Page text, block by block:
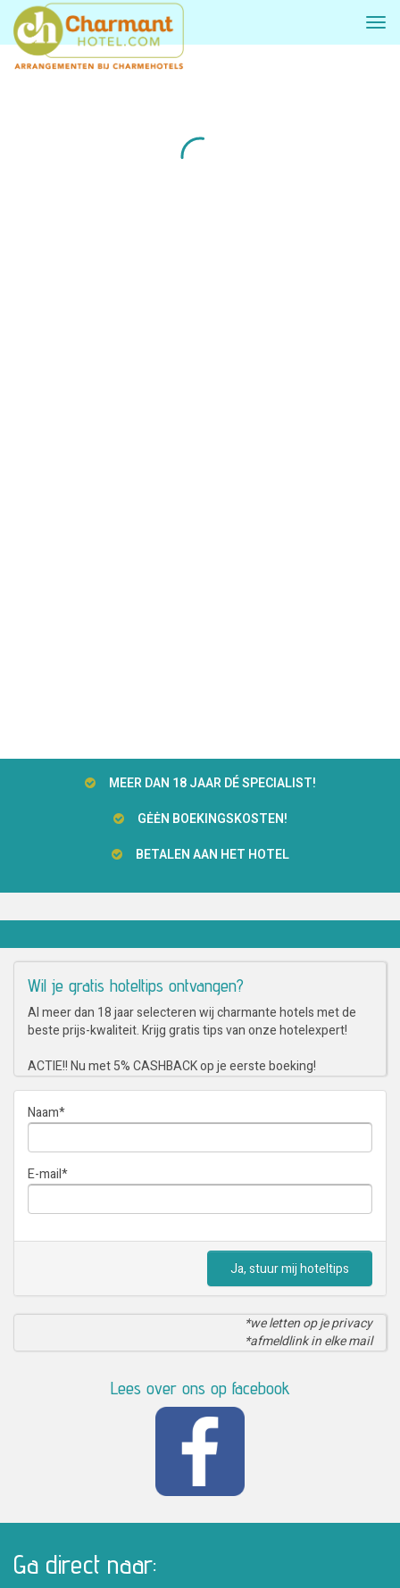
MEER DAN 18 JAAR DÉ SPECIALIST!
GĖĖN BOEKINGSKOSTEN!
BETALEN AAN HET HOTEL
Wil je gratis hoteltips ontvangen?
Al meer dan 18 jaar selecteren wij charmante hotels met de
beste prijs-kwaliteit. Krijg gratis tips van onze hotelexpert!
ACTIE!! Nu met 5% CASHBACK op je eerste boeking!
Naam*
E-mail*
Ja, stuur mij hoteltips
*we letten op je privacy
*afmeldlink in elke mail
Lees over ons op facebook
Ga direct naar: